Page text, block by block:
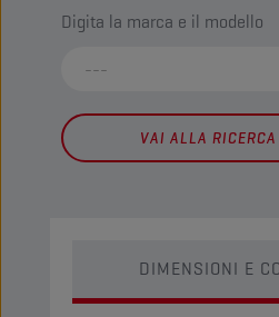
Digita la marca e il modello
VAI ALLA RICERCA
DIMENSIONI E